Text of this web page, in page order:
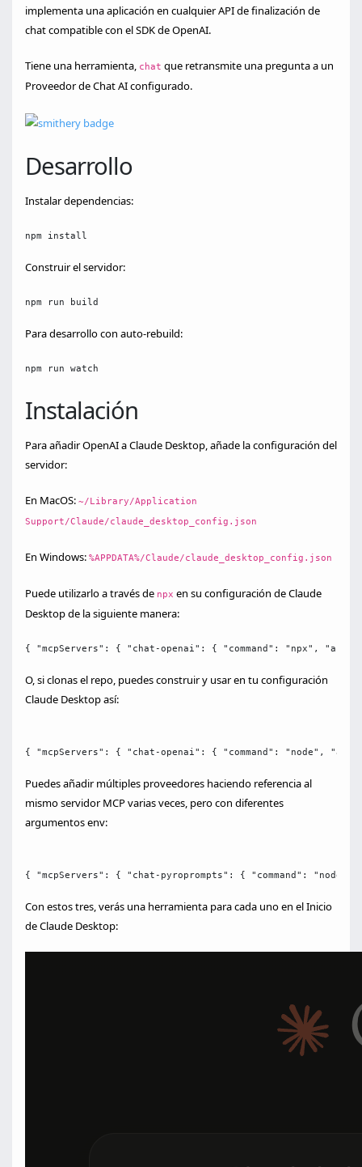
implementa una aplicación en cualquier API de finalización de
chat compatible con el SDK de OpenAI.
Tiene una herramienta, chat que retransmite una pregunta a un
Proveedor de Chat AI configurado.
Desarrollo
Instalar dependencias:
npm install
Construir el servidor:
npm run build
Para desarrollo con auto-rebuild:
npm run watch
Instalación
Para añadir OpenAI a Claude Desktop, añade la configuración del
servidor:
En MacOS: ~/Library/Application
Support/Claude/claude_desktop_config.json
En Windows: %APPDATA%/Claude/claude_desktop_config.json
Puede utilizarlo a través de npx en su configuración de Claude
Desktop de la siguiente manera:
{ "mcpServers": { "chat-openai": { "command": "npx", "args": [
O, si clonas el repo, puedes construir y usar en tu configuración
Claude Desktop así:
{ "mcpServers": { "chat-openai": { "command": "node",
Puedes añadir múltiples proveedores haciendo referencia al
mismo servidor MCP varias veces, pero con diferentes
argumentos env:
{ "mcpServers": { "chat-pyroprompts": { "command": "node",
Con estos tres, verás una herramienta para cada uno en el Inicio
de Claude Desktop: